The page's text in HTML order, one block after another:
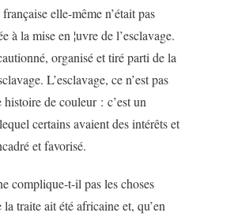
elle-même n’était pas
à la mise en ¦uvre de l’esclavage.
organisé et tiré parti de la
L’esclavage, ce n’est pas
histoire de couleur : c’est un
certains avaient des intérêts et
et favorisé.
complique-t-il pas les choses
la traite ait été africaine et, qu’en